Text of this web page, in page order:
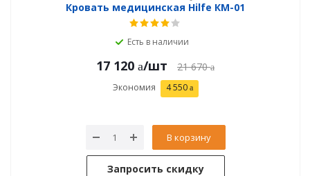
Кровать медицинская Hilfe КМ-01
Есть в наличии
17 120 /шт 21 670
Экономия 4 550
В корзину
Запросить скидку